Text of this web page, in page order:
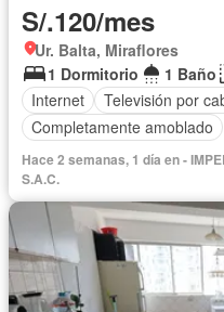
S/.120/mes
Ur. Balta, Miraflores
1 Dormitorio
1 Baño
Internet
Televisión por
Completamente amoblado
Hace 2 semanas, 1 día en -
S.A.C.